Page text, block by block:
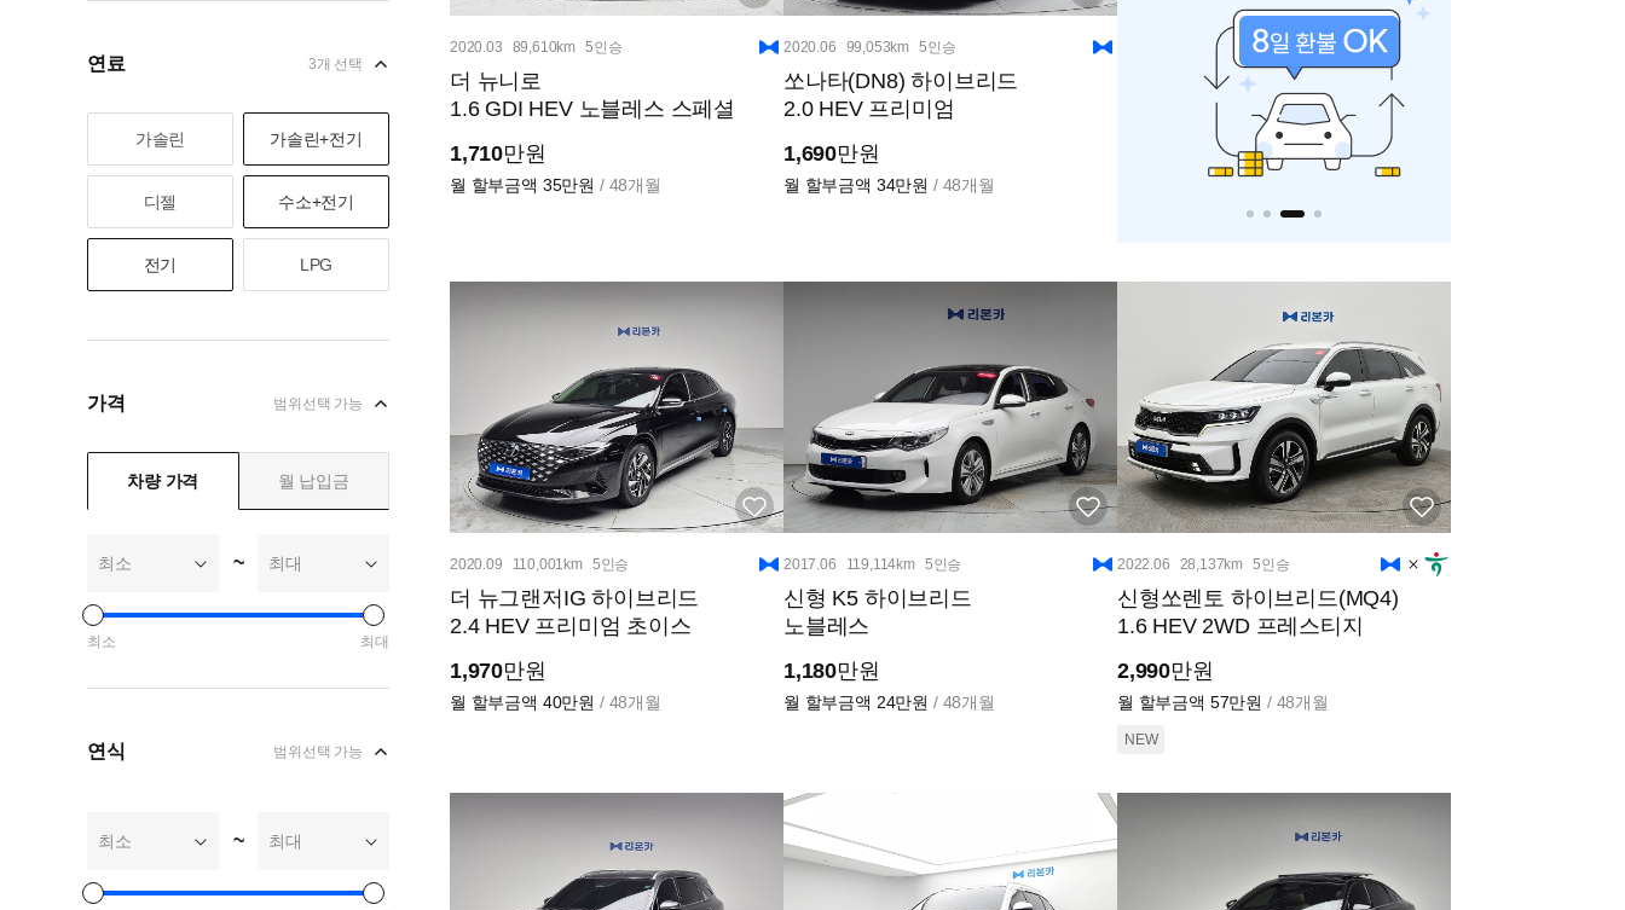
혼다 3
닛산
렉서스 1
1
포르쉐
연료 3개 선택
가솔린 가솔린+전기
디젤 수소+전기
전기 LPG
가격 범위선택 가능
차량 가격 월 납입금
최소 ~ 최대
최소 최대
연식 범위선택 가능
최소 ~ 최대
2020.03 89,610km 5인승
더 뉴니로
1.6 GDI HEV 노블레스 스페셜
1,710만원
월 할부금액 35만원 / 48개월
2020.06 99,053km 5인승
쏘나타(DN8) 하이브리드
2.0 HEV 프리미엄
1,690만원
월 할부금액 34만원 / 48개월
2020.09 110,001km 5인승
더 뉴그랜저IG 하이브리드
2.4 HEV 프리미엄 초이스
1,970만원
월 할부금액 40만원 / 48개월
2017.06 119,114km 5인승
신형 K5 하이브리드
노블레스
1,180만원
월 할부금액 24만원 / 48개월
2022.06 28,137km 5인승
신형쏘렌토 하이브리드(MQ4)
1.6 HEV 2WD 프레스티지
2,990만원
월 할부금액 57만원 / 48개월
NEW